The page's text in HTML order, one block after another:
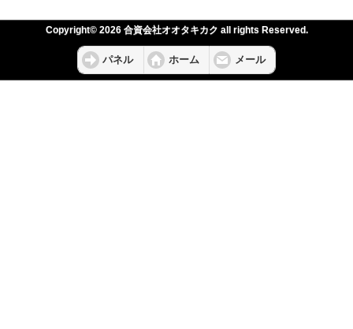
Copyright© 2026 合資会社オオタキカク all rights Reserved.
パネル ホーム メール